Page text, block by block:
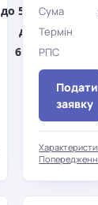
до 5 900 грн
до 21 дн.
6 465,14%
Сума
Термін
РПС
Подати
заявку